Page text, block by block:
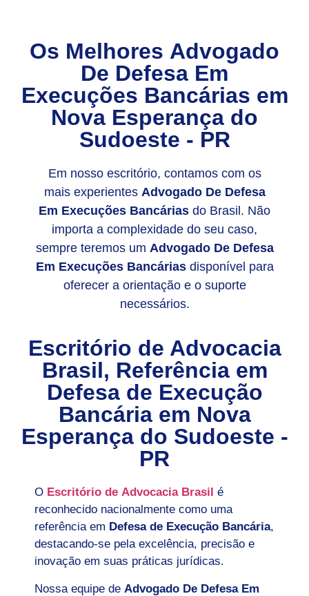
Os Melhores Advogado
De Defesa Em
Execuções Bancárias em
Nova Esperança do
Sudoeste - PR
Em nosso escritório, contamos com os
mais experientes Advogado De Defesa
Em Execuções Bancárias do Brasil. Não
importa a complexidade do seu caso,
sempre teremos um Advogado De Defesa
Em Execuções Bancáriasdisponível para
oferecer a orientação e o suporte
necessários.
Escritório de Advocacia
Brasil, Referência em
Defesa de Execução
Bancária em Nova
Esperança do Sudoeste -
PR
O Escritório de Advocacia Brasil é
reconhecido nacionalmente como uma
referência em Defesa de Execução Bancária,
destacando-se pela excelência, precisão e
inovação em suas práticas jurídicas.
Nossa equipe de Advogado De Defesa Em